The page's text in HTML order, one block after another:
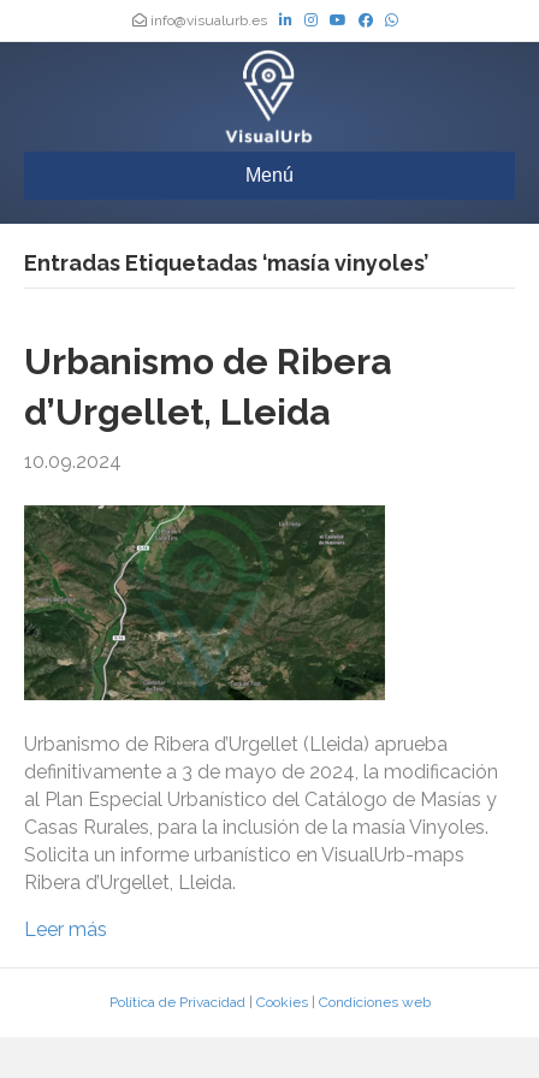
info@visualurb.es
Menú
Entradas Etiquetadas ‘masía vinyoles’
Urbanismo de Ribera
d’Urgellet, Lleida
10.09.2024
Urbanismo de Ribera d’Urgellet (Lleida) aprueba
definitivamente a 3 de mayo de 2024, la modificación
al Plan Especial Urbanístico del Catálogo de Masías y
Casas Rurales, para la inclusión de la masía Vinyoles.
Solicita un informe urbanístico en VisualUrb-maps
Ribera d’Urgellet, Lleida.
Leer más
Política de Privacidad| Cookies| Condiciones web